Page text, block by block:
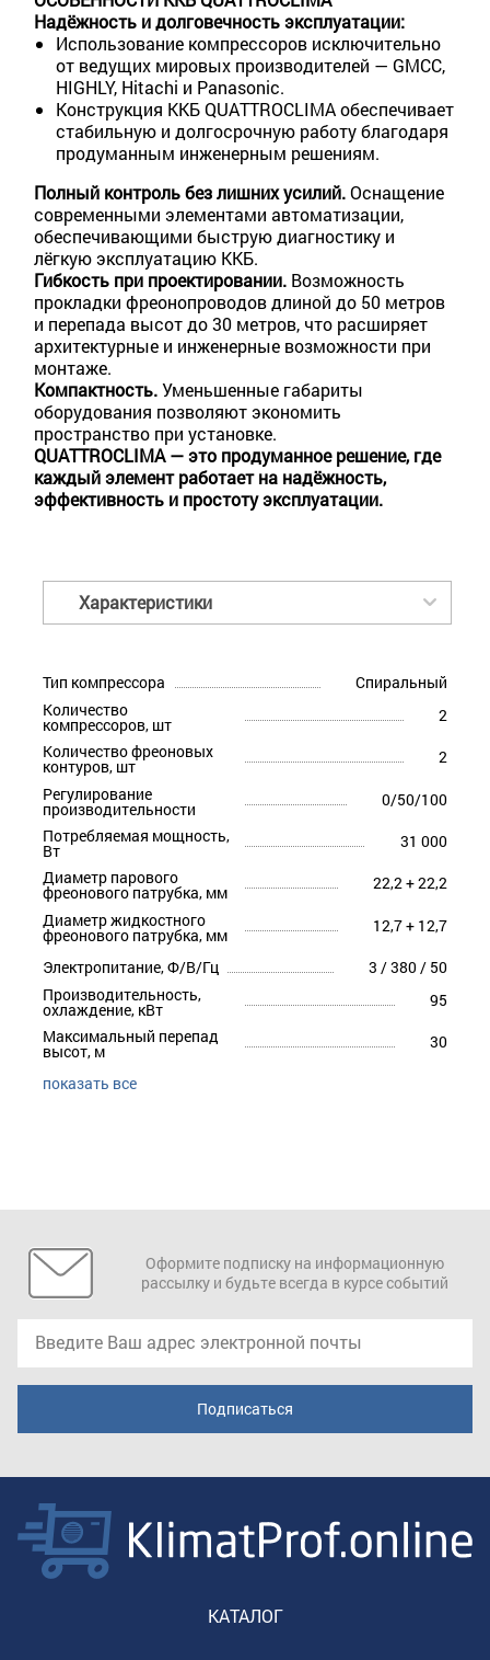
Надёжность и долговечность эксплуатации:
Использование компрессоров исключительно
от ведущих мировых производителей — GMCC,
HIGHLY, Hitachi и Panasonic.
Конструкция ККБ QUATTROCLIMA обеспечивает
стабильную и долгосрочную работу благодаря
продуманным инженерным решениям.
Полный контроль без лишних усилий.Оснащение
современными элементами автоматизации,
обеспечивающими быструю диагностику и
лёгкую эксплуатацию ККБ.
Гибкость при проектировании. Возможность
прокладки фреонопроводов длиной до 50 метров
и перепада высот до 30 метров, что расширяет
архитектурные и инженерные возможности при
монтаже.
Компактность.Уменьшенные габариты
оборудования позволяют экономить
пространство при установке.
QUATTROCLIMA — это продуманное решение, где
каждый элемент работает на надёжность,
эффективность и простоту эксплуатации.
Характеристики
Тип компрессора
Спиральный
Количество
компрессоров, шт
2
Количество фреоновых
контуров, шт
2
Регулирование
производительности
0/50/100
Потребляемая мощность,
Вт
31 000
Диаметр парового
фреонового патрубка, мм
22,2 + 22,2
Диаметр жидкостного
фреонового патрубка, мм 12,7 + 12,7
Электропитание, Ф/В/Гц
3 / 380 / 50
Производительность,
охлаждение, кВт
95
Максимальный перепад
высот, м 30
показать все
Оформите подписку на информационную
рассылку и будьте всегда в курсе событий
КАТАЛОГ